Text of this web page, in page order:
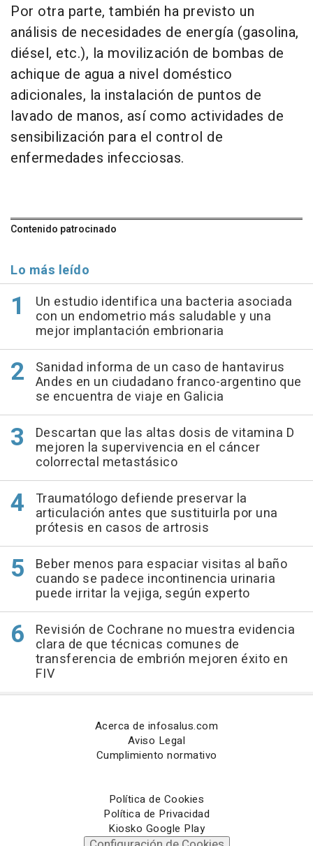
Por otra parte, también ha previsto un
análisis de necesidades de energía (gasolina,
diésel, etc.), la movilización de bombas de
achique de agua a nivel doméstico
adicionales, la instalación de puntos de
lavado de manos, así como actividades de
sensibilización para el control de
enfermedades infecciosas.
Contenido patrocinado
Lo más leído
Un estudio identifica una bacteria asociada
con un endometrio más saludable y una
mejor implantación embrionaria
Sanidad informa de un caso de hantavirus
Andes en un ciudadano franco-argentino que
se encuentra de viaje en Galicia
Descartan que las altas dosis de vitamina D
mejoren la supervivencia en el cáncer
colorrectal metastásico
Traumatólogo defiende preservar la
articulación antes que sustituirla por una
prótesis en casos de artrosis
Beber menos para espaciar visitas al baño
cuando se padece incontinencia urinaria
puede irritar la vejiga, según experto
Revisión de Cochrane no muestra evidencia
clara de que técnicas comunes de
transferencia de embrión mejoren éxito en
FIV
Acerca de infosalus.com
Aviso Legal
Cumplimiento normativo
Política de Cookies
Política de Privacidad
Kiosko Google Play